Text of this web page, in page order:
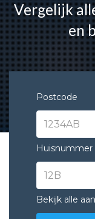
Vergelijk
en
Postcode
Huisnummer
Bekijk alle